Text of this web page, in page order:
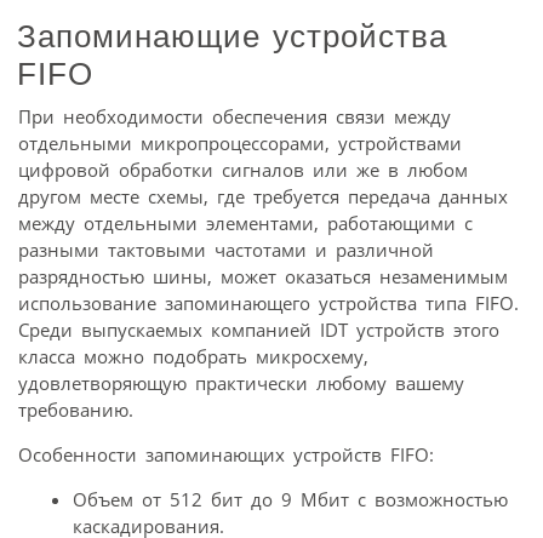
Запоминающие устройства
FIFO
При необходимости обеспечения связи между
отдельными микропроцессорами, устройствами
цифровой обработки сигналов или же в любом
другом месте схемы, где требуется передача данных
между отдельными элементами, работающими с
разными тактовыми частотами и различной
разрядностью шины, может оказаться незаменимым
использование запоминающего устройства типа FIFO.
Среди выпускаемых компанией IDT устройств этого
класса можно подобрать микросхему,
удовлетворяющую практически любому вашему
требованию.
Особенности запоминающих устройств FIFO:
Объем от 512 бит до 9 Мбит с возможностью
каскадирования.